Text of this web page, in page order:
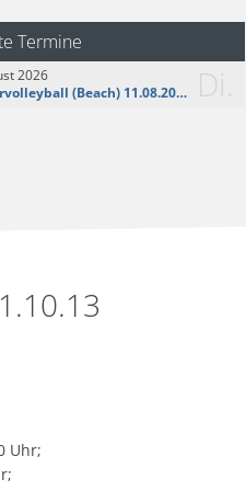
Termine
Di.
2026
Sommervolleyball (Beach) 11.08.2026
Uhr;